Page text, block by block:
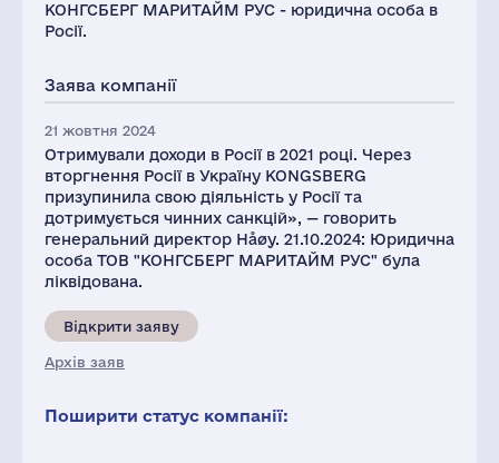
КОНГСБЕРГ МАРИТАЙМ РУС - юридична особа в
Росії.
Заява компанії
21 жовтня 2024
Отримували доходи в Росії в 2021 році. Через
вторгнення Росії в Україну KONGSBERG
призупинила свою діяльність у Росії та
дотримується чинних санкцій», — говорить
генеральний директор Håøy. 21.10.2024: Юридична
особа ТОВ "КОНГСБЕРГ МАРИТАЙМ РУС" була
ліквідована.
Відкрити заяву
Архів заяв
Поширити статус компанії: